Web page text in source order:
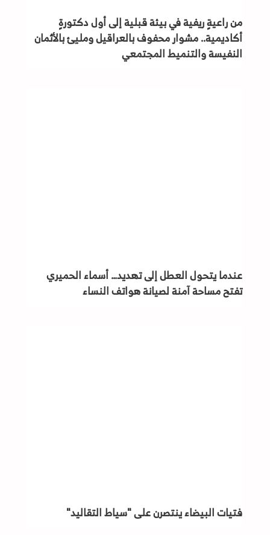
من راعيةٍ ريفية في بيئة قبلية إلى أول دكتورةٍ
أكاديمية.. مشوار محفوف بالعراقيل ومليئ بالأثمان
النفيسة والتنميط المجتمعي
عندما يتحول العطل إلى تهديد… أسماء الحميري
تفتح مساحة آمنة لصيانة هواتف النساء
فتيات البيضاء ينتصرن على "سياط التقاليد"